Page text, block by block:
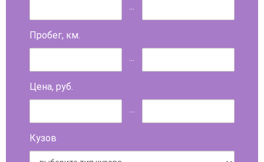
...
Пробег, км.
...
Цена, руб.
...
Кузов